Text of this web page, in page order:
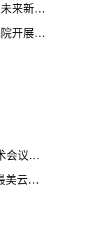
『漫谈学科交叉』纺织穿戴芯器件，呵护未来新生命：走进田明伟教授的医工交叉创新之路
学院与海西纺织新材料工业技术晋江研究院开展交流对接
纺织清洁技术及可持续发展（TCTS）学术会议圆满成功
纺织服装学院成功举办“云舒霞卷：中国最美云肩色彩探究”学术讲座